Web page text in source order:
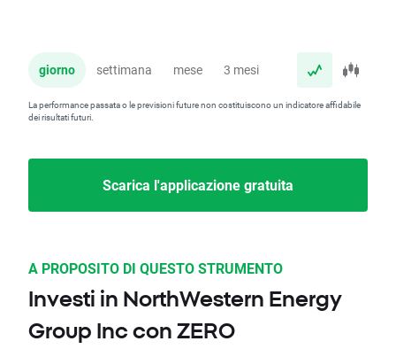
giorno settimana mese 3 mesi anno
La performance passata o le previsioni future non costituiscono un indicatore affidabile
dei risultati futuri.
Scarica l'applicazione gratuita
A PROPOSITO DI QUESTO STRUMENTO
Investi in NorthWestern Energy
Group Inc con ZERO